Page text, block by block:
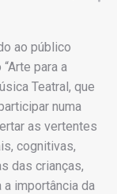
ao público
para a
Teatral, que
numa
as vertentes
cognitivas,
das crianças,
importância da